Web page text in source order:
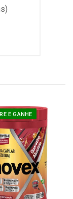
E GANHE